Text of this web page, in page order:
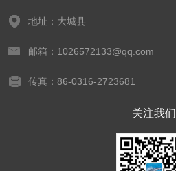
地址：大城县
邮箱：1026572133@qq.com
传真：86-0316-2723681
关注我们